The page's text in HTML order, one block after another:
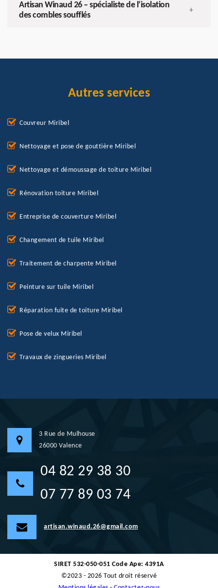
Artisan Winaud 26 – spécialiste de l’isolation
des combles soufflés
+
Autres services
Couvreur Miribel
Nettoyage et pose de gouttière Miribel
Nettoyage et démoussage de toiture Miribel
Rénovation toiture Miribel
Entreprise de couverture Miribel
Changement de tuile Miribel
Traitement de charpente Miribel
Peinture sur tuile Miribel
Réparation fuite de toiture Miribel
Pose de velux Miribel
Travaux de zingueries Miribel
3 Rue de Mulhouse
26000 Valence
04 82 29 38 30
07 77 89 03 74
artisan.winaud.26@gmail.com
SIRET 532-050-051 Code Ape: 4391A
©2023 - 2026 Tout droit réservé